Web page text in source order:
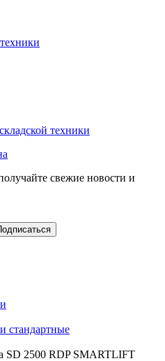
техники
свежие новости и
стандартные
SD 2500 RDP SMARTLIFT